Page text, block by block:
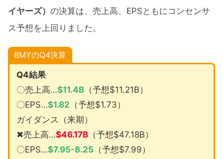
イヤーズ） の決算は、売上高、EPSともにコンセンサ
ス予想を上回りました。
BMYのQ4決算
Q4結果
〇売上高…$11.4B（予想$11.21B）
〇EPS…$1.82 （予想$1.73）
ガイダンス（来期）
✖売上高…$46.17B（予想$47.18B）
〇EPS…$7.95-8.25 （予想$7.99）